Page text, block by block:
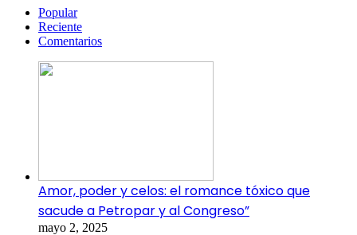
Popular
Reciente
Comentarios
Amor, poder y celos: el romance tóxico que
sacude a Petropar y al Congreso”
mayo 2, 2025